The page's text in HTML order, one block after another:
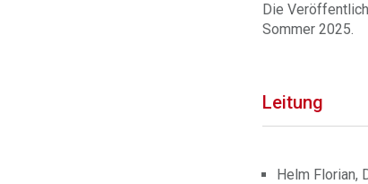
Die
Sommer 2025.
Leitung
Helm Florian,